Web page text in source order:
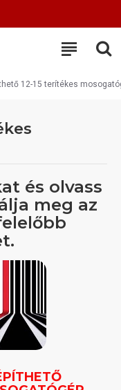
12-15 terítékes
és olvass
meg az